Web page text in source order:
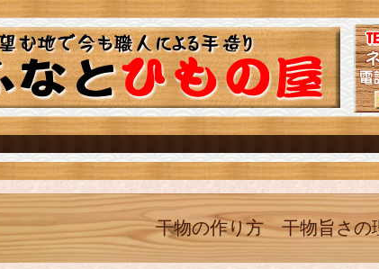
干物の作り方 干物旨さの